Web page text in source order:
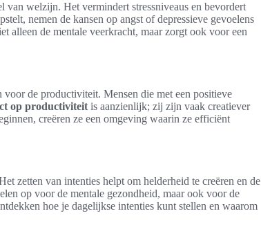
van welzijn. Het vermindert stressniveaus en bevordert
nemen de kansen op angst of depressieve gevoelens
alleen de mentale veerkracht, maar zorgt ook voor een
de productiviteit. Mensen die met een positieve
op productiviteit is aanzienlijk; zij zijn vaak creatiever
creëren ze een omgeving waarin ze efficiënt
zetten van intenties helpt om helderheid te creëren en de
op voor de mentale gezondheid, maar ook voor de
hoe je dagelijkse intenties kunt stellen en waarom